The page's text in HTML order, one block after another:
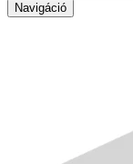
Navigáció